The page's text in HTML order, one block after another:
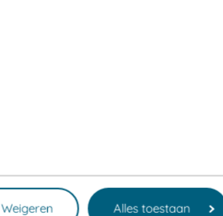
Weigeren Alles toestaan